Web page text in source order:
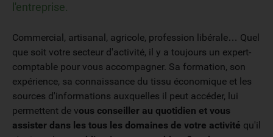
l'entreprise.
Commercial, artisanal, agricole, profession libérale… Quel
que soit votre secteur d'activité, il y a toujours un expert-
comptable pour vous accompagner. Sa formation, son
expérience, sa connaissance du tissu économique et les
sources d'informations auxquelles il peut accéder, lui
permettent de vous conseiller au quotidien et vous
assister dans les tous les domaines de votre activité qu'il